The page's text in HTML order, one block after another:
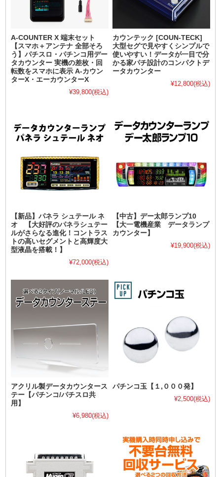
A-COUNTER X 端末セット
【スマホ＋アンテナ 全部そろ
う】パチスロ・パチンコ用デー
タカウンター 実機の差枚・回
転数をスマホに表示 A-カウン
ターX・エーカウンターX
¥39,800(税込)
カウンテック [COUN-TECK]
大型セグで見やすくシンプルで
使いやすい！データが一目で分
かる家パチ設計のコンパクトデ
ータカウンター
¥12,800(税込)
【新品】パネラ シュテール ネ
オ 【大好評のパネラシュテー
ルがさらなる進化！コントラス
トの高いセグメントと高輝度大
型液晶を搭載！】
¥72,000(税込)
【中古】デー太郎ランプ10
【大一電機産業 データランプ
カウンター】
¥19,900(税込)
アクリル製データカウンタース
テー【パチンコ/パチスロ共
用】
¥6,980(税込)
パチンコ玉【１,０００発】
¥2,500(税込)